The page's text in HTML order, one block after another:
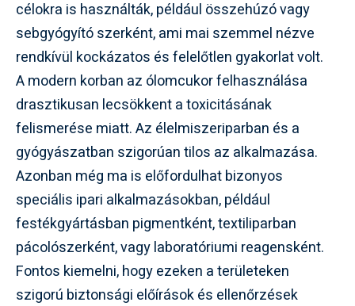
célokra is használták, például összehúzó vagy
sebgyógyító szerként, ami mai szemmel nézve
rendkívül kockázatos és felelőtlen gyakorlat volt.
A modern korban az ólomcukor felhasználása
drasztikusan lecsökkent a toxicitásának
felismerése miatt. Az élelmiszeriparban és a
gyógyászatban szigorúan tilos az alkalmazása.
Azonban még ma is előfordulhat bizonyos
speciális ipari alkalmazásokban, például
festékgyártásban pigmentként, textiliparban
pácolószerként, vagy laboratóriumi reagensként.
Fontos kiemelni, hogy ezeken a területeken
szigorú biztonsági előírások és ellenőrzések